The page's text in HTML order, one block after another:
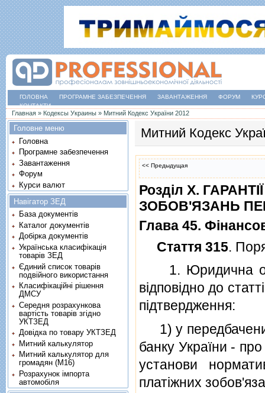
ГОЛОВНА ПРОГРАМНЕ ЗАБЕЗПЕЧЕННЯ ЗАВАНТАЖЕННЯ ФОРУМ
КОНТАКТИ
Ви є тут
Главная » Кодексы Украины » Митний Кодекс України 2012
Митний Кодекс
<< Предыдущая
Роздiл X.
ЗОБОВ'ЯЗАНЬ
Глава 45.
Стаття 315.
1. Юридична
вiдповiдно до
пiдтвердження:
1) у
банку України -
установи
платiжних
Головне меню
Головна
Програмне забезпечення
Завантаження
Форум
Курси валют
Навігатор ЗЕД
База документів
Каталог документів
Добірка документів
Українська класифікація
товарів ЗЕД
Єдиний список товарів
подвійного використання
Класифікаційні рішення
ДМСУ
Середня розрахункова
вартість товарів згідно
УКТЗЕД
Довідка по товару УКТЗЕД
Митний калькулятор
Митний калькулятор для
громадян (М16)
Розрахунок імпорта
автомобіля